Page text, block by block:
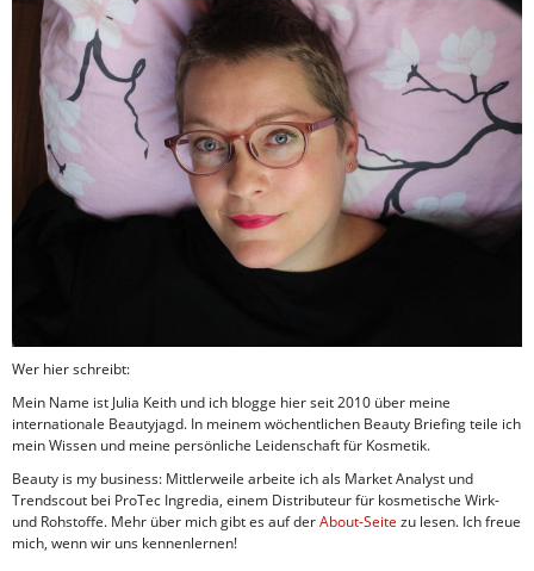
Wer hier schreibt:
Mein Name ist Julia Keith und ich blogge hier seit 2010 über meine
internationale Beautyjagd. In meinem wöchentlichen Beauty Briefing teile ich
mein Wissen und meine persönliche Leidenschaft für Kosmetik.
Beauty is my business: Mittlerweile arbeite ich als Market Analyst und
Trendscout bei ProTec Ingredia, einem Distributeur für kosmetische Wirk-
und Rohstoffe. Mehr über mich gibt es auf derAbout-Seite zu lesen. Ich freue
mich, wenn wir uns kennenlernen!